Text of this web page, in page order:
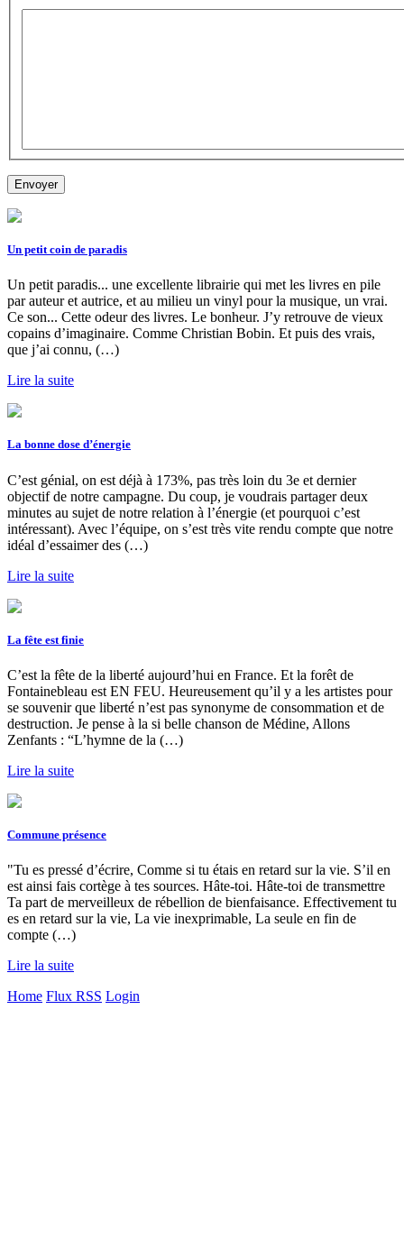
Un petit coin de paradis
Un petit paradis... une excellente librairie qui met les livres en pile
par auteur et autrice, et au milieu un vinyl pour la musique, un vrai.
Ce son... Cette odeur des livres. Le bonheur. J’y retrouve de vieux
copains d’imaginaire. Comme Christian Bobin. Et puis des vrais,
que j’ai connu, (…)
Lire la suite
La bonne dose d’énergie
C’est génial, on est déjà à 173%, pas très loin du 3e et dernier
objectif de notre campagne. Du coup, je voudrais partager deux
minutes au sujet de notre relation à l’énergie (et pourquoi c’est
intéressant). Avec l’équipe, on s’est très vite rendu compte que notre
idéal d’essaimer des (…)
Lire la suite
La fête est finie
C’est la fête de la liberté aujourd’hui en France. Et la forêt de
Fontainebleau est EN FEU. Heureusement qu’il y a les artistes pour
se souvenir que liberté n’est pas synonyme de consommation et de
destruction. Je pense à la si belle chanson de Médine, Allons
Zenfants : “L’hymne de la (…)
Lire la suite
Commune présence
"Tu es pressé d’écrire, Comme si tu étais en retard sur la vie. S’il en
est ainsi fais cortège à tes sources. Hâte-toi. Hâte-toi de transmettre
Ta part de merveilleux de rébellion de bienfaisance. Effectivement tu
es en retard sur la vie, La vie inexprimable, La seule en fin de
compte (…)
Lire la suite
Home Flux RSS Login